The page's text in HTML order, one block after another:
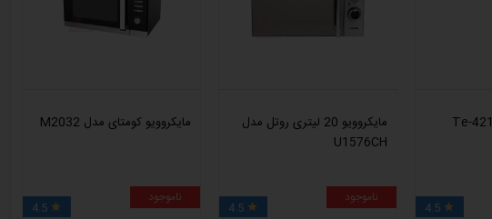

مایکروویو 20 لیتری روتل مدل
U1576CH
ناموجود

مایکروویو کومتای مدل M2032
ناموجود

4.5